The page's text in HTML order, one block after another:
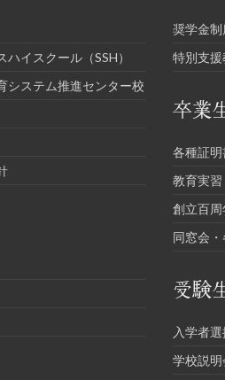
イスクール（SSH）
システム推進センター校
奨学金制
特別支
卒業
各種証
教育実習
創立百周
同窓会
受験
入学者
学校説明